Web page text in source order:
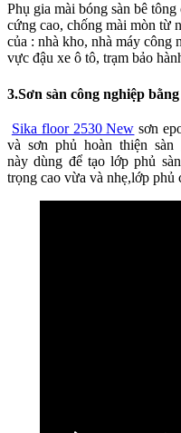
Phụ gia mài bóng sàn bê
cứng cao, chống mài mòn từ
của : nhà kho, nhà máy công
vực đậu xe ô tô, trạm bảo
3.Sơn sàn công nghiệp
Sika floor 2530 New sơn
và sơn phủ hoàn thiện
này dùng để tạo lớp phủ
trọng cao vừa và nhẹ,lớp phủ